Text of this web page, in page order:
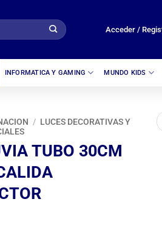
Acceder /
INFORMATICA Y GAMING MUNDO KIDS
/ LUCES DECORATIVAS Y
TUBO 30CM